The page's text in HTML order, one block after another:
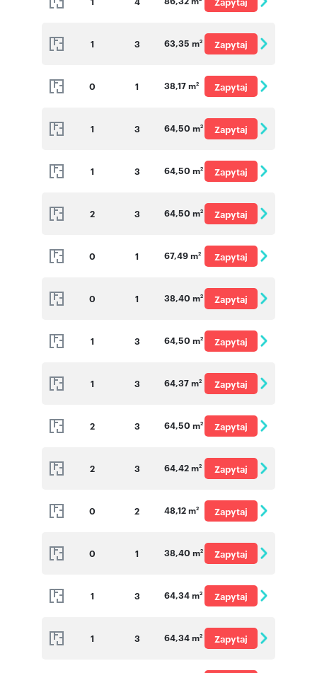
1 3 63,35 m2
Zapytaj
0 1 38,17 m2
Zapytaj
1 3 64,50 m2
Zapytaj
1 3 64,50 m2
Zapytaj
2 3 64,50 m2
Zapytaj
0 1 67,49 m2
Zapytaj
0 1 38,40 m2
Zapytaj
1 3 64,50 m2
Zapytaj
1 3 64,37 m2
Zapytaj
2 3 64,50 m2
Zapytaj
2 3 64,42 m2
Zapytaj
0 2 48,12 m2
Zapytaj
0 1 38,40 m2
Zapytaj
1 3 64,34 m2
Zapytaj
1 3 64,34 m2
Zapytaj